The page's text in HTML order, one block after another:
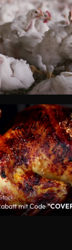
mit Code